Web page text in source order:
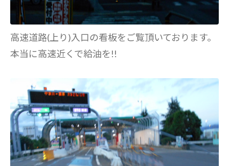
高速道路(上り)入口の看板をご覧頂いております。
本当に高速近くで給油を!!